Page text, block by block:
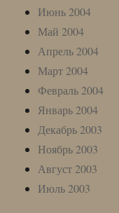
Июнь 2004
Май 2004
Апрель 2004
Март 2004
Февраль 2004
Январь 2004
Декабрь 2003
Ноябрь 2003
Август 2003
Июль 2003